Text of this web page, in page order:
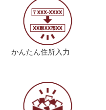
かんたん住所入力